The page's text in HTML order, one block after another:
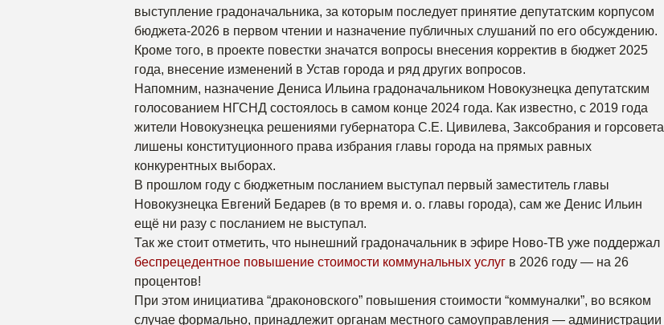
выступление градоначальника, за которым последует принятие депутатским корпусом
бюджета-2026 в первом чтении и назначение публичных слушаний по его обсуждению.
Кроме того, в проекте повестки значатся вопросы внесения корректив в бюджет 2025
года, внесение изменений в Устав города и ряд других вопросов.
Напомним, назначение Дениса Ильина градоначальником Новокузнецка депутатским
голосованием НГСНД состоялось в самом конце 2024 года. Как известно, с 2019 года
жители Новокузнецка решениями губернатора С.Е. Цивилева, Заксобрания и горсовета
лишены конституционного права избрания главы города на прямых равных
конкурентных выборах.
В прошлом году с бюджетным посланием выступал первый заместитель главы
Новокузнецка Евгений Бедарев (в то время и. о. главы города), сам же Денис Ильин
ещё ни разу с посланием не выступал.
Так же стоит отметить, что нынешний градоначальник в эфире Ново-ТВ уже поддержал
беспрецедентное повышение стоимости коммунальных услуг в 2026 году — на 26
процентов!
При этом инициатива “драконовского” повышения стоимости “коммуналки”, во всяком
случае формально, принадлежит органам местного самоуправления — администрации